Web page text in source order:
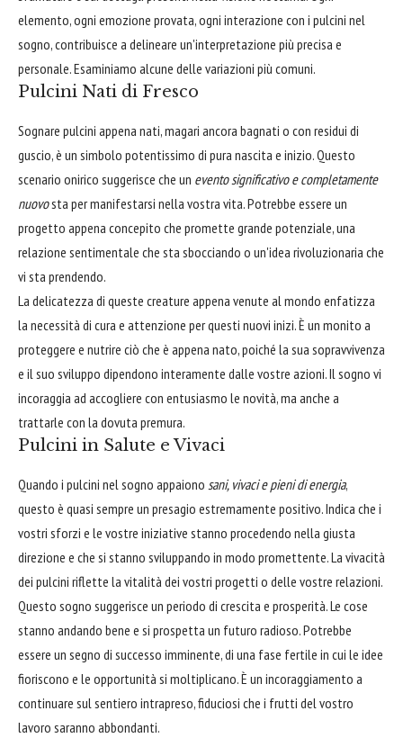
elemento, ogni emozione provata, ogni interazione con i pulcini nel
sogno, contribuisce a delineare un'interpretazione più precisa e
personale. Esaminiamo alcune delle variazioni più comuni.
Pulcini Nati di Fresco
Sognare pulcini appena nati, magari ancora bagnati o con residui di
guscio, è un simbolo potentissimo di pura nascita e inizio. Questo
scenario onirico suggerisce che un evento significativo e completamente
nuovosta per manifestarsi nella vostra vita. Potrebbe essere un
progetto appena concepito che promette grande potenziale, una
relazione sentimentale che sta sbocciando o un'idea rivoluzionaria che
vi sta prendendo.
La delicatezza di queste creature appena venute al mondo enfatizza
la necessità di cura e attenzione per questi nuovi inizi. È un monito a
proteggere e nutrire ciò che è appena nato, poiché la sua sopravvivenza
e il suo sviluppo dipendono interamente dalle vostre azioni. Il sogno vi
incoraggia ad accogliere con entusiasmo le novità, ma anche a
trattarle con la dovuta premura.
Pulcini in Salute e Vivaci
Quando i pulcini nel sogno appaiono sani, vivaci e pieni di energia,
questo è quasi sempre un presagio estremamente positivo. Indica che i
vostri sforzi e le vostre iniziative stanno procedendo nella giusta
direzione e che si stanno sviluppando in modo promettente. La vivacità
dei pulcini riflette la vitalità dei vostri progetti o delle vostre relazioni.
Questo sogno suggerisce un periodo di crescita e prosperità. Le cose
stanno andando bene e si prospetta un futuro radioso. Potrebbe
essere un segno di successo imminente, di una fase fertile in cui le idee
fioriscono e le opportunità si moltiplicano. È un incoraggiamento a
continuare sul sentiero intrapreso, fiduciosi che i frutti del vostro
lavoro saranno abbondanti.